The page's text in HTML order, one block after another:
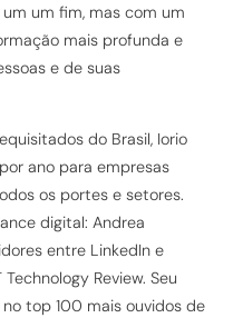
um fim, mas com um
mais profunda e
e de suas
do Brasil, Iorio
ano para empresas
os portes e setores.
digital: Andrea
entre LinkedIn e
Review. Seu
top 100 mais ouvidos de